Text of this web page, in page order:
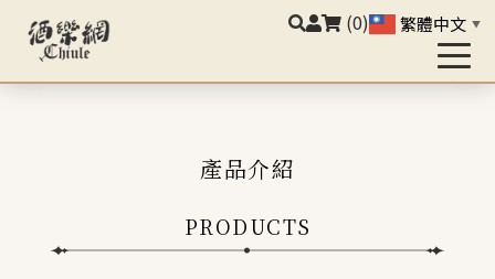
(0) 繁體中文 ▼
產品介紹
PRODUCTS